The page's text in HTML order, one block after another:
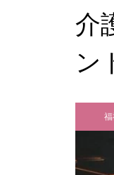
イ
介
ン